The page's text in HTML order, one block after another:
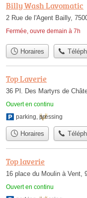
Billy Wash Lavomatic
2 Rue de l'Agent Bailly,
Fermée, ouvre demain à 7h
Horaires
Top Laverie
36 Pl. Des Martyrs de
Ouvert en continu
parking, pressing
Horaires
Top laverie
16 place du Moulin à Vent,
Ouvert en continu